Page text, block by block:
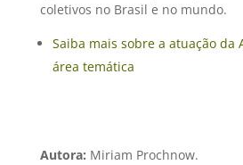
coletivos no Brasil e no mundo.
Saiba mais sobre a atuação da
área temática
Autora: Miriam Prochnow.